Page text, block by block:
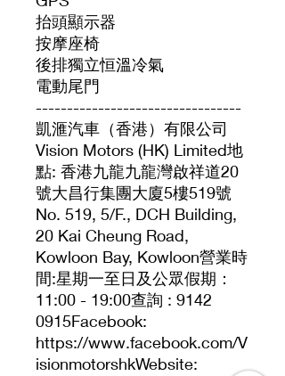
抬頭顯示器
按摩座椅
後排獨立恒溫冷氣
電動尾門
---------------------------------
凱滙汽車（香港）有限公司
Vision Motors (HK) Limited地
點: 香港九龍九龍灣啟祥道20
號大昌行集團大廈5樓519號
No. 519, 5/F., DCH Building,
20 Kai Cheung Road,
Kowloon Bay, Kowloon營業時
間:星期一至日及公眾假期：
11:00 - 19:00查詢 : 9142
0915Facebook:
https://www.facebook.com/V
isionmotorshkWebsite: